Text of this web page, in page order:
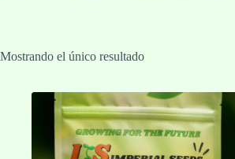
Mostrando el único resultado